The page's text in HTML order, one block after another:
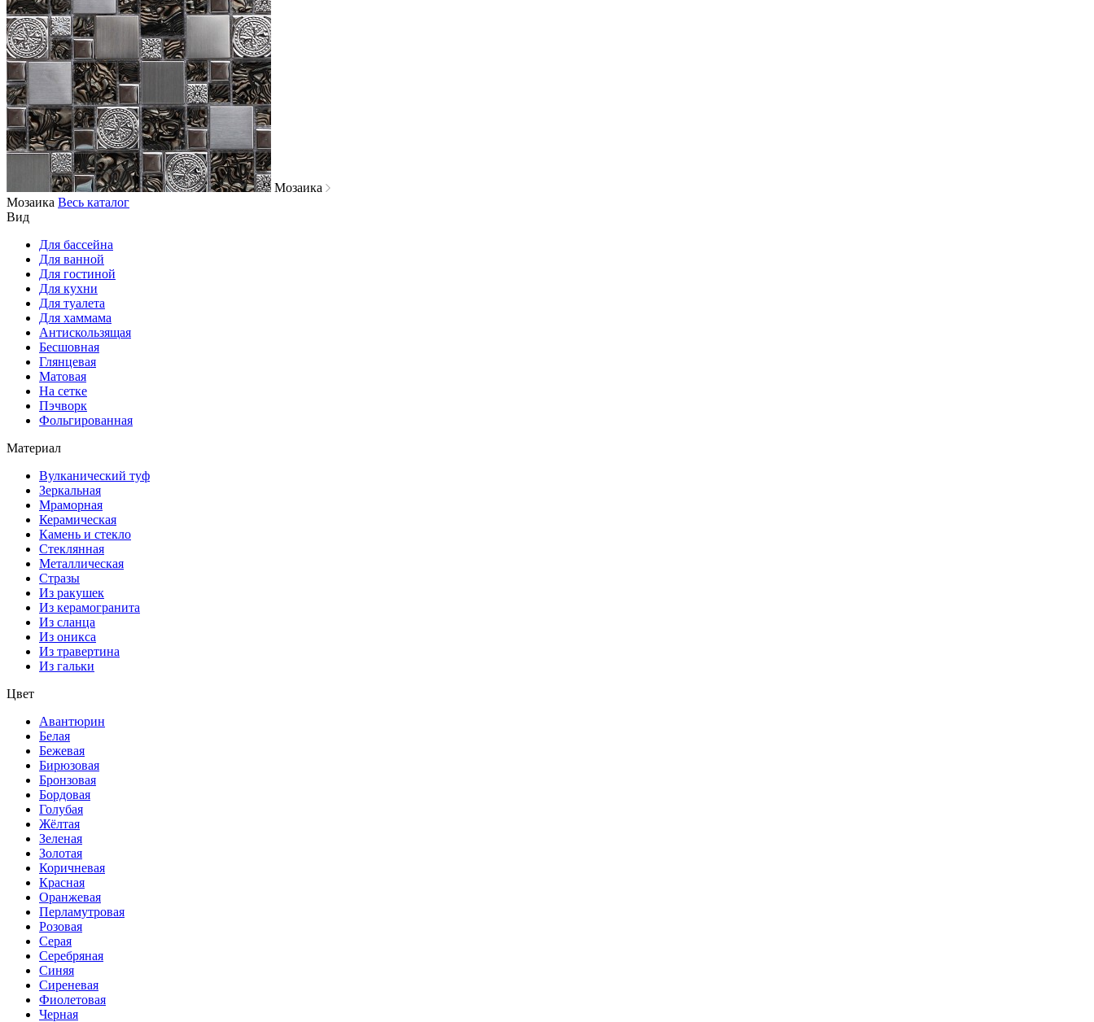
Мозаика
Мозаика Весь каталог
Вид
Для бассейна
Для ванной
Для гостиной
Для кухни
Для туалета
Для хаммама
Антискользящая
Бесшовная
Глянцевая
Матовая
На сетке
Пэчворк
Фольгированная
Материал
Вулканический туф
Зеркальная
Мраморная
Керамическая
Камень и стекло
Стеклянная
Металлическая
Стразы
Из ракушек
Из керамогранита
Из сланца
Из оникса
Из травертина
Из гальки
Цвет
Авантюрин
Белая
Бежевая
Бирюзовая
Бронзовая
Бордовая
Голубая
Жёлтая
Зеленая
Золотая
Коричневая
Красная
Оранжевая
Перламутровая
Розовая
Серая
Серебряная
Синяя
Сиреневая
Фиолетовая
Черная